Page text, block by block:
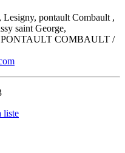
pontault Combault ,
saint George,
COMBAULT /
liste